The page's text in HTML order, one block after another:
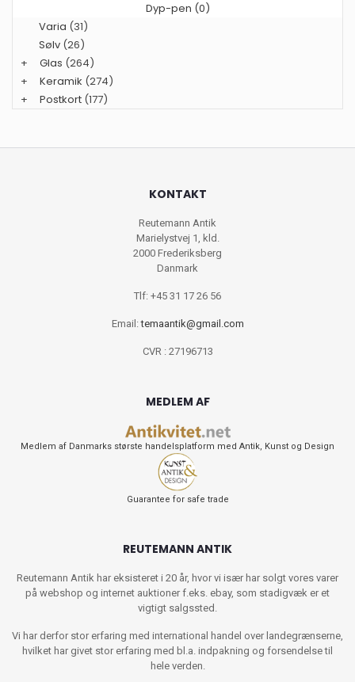
Dyp-pen (0)
Varia (31)
Sølv (26)
+
Glas (264)
+
Keramik (274)
+
Postkort (177)
KONTAKT
Reutemann Antik
Marielystvej 1, kld.
2000 Frederiksberg
Danmark
Tlf: +45 31 17 26 56
Email:temaantik@gmail.com
CVR : 27196713
MEDLEM AF
Medlem af Danmarks største handelsplatform med Antik, Kunst og Design
Guarantee for safe trade
REUTEMANN ANTIK
Reutemann Antik har eksisteret i 20 år, hvor vi især har solgt vores varer
på webshop og internet auktioner f.eks. ebay, som stadigvæk er et
vigtigt salgssted.
Vi har derfor stor erfaring med international handel over landegrænserne,
hvilket har givet stor erfaring med bl.a. indpakning og forsendelse til
hele verden.